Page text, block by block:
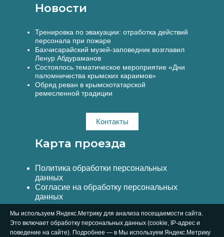
Новости
Тренировка по эвакуации: отработка действий
персонала при пожаре
Бахчисарайский музей-заповедник возглавил
Ленур Абдураманов
Состоялось тематическое мероприятие «Дни
паломничества крымских караимов»
Обряд реван в крымскотатарской
ремесленной традиции
Контакты
Карта проезда
Политика обработки персональных
данных
Согласие на обработку персональных
данных
Мы используем Яндекс.Метрику для анализа посещаемости сайта.
Это включает обработку персональных данных (cookie, IP-адрес и
поведение на сайте). Подробнее — в Мы используем Яндекс.Метрику